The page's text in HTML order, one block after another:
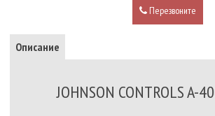
Перезвоните
Описание
JOHNSON CONTROLS A-